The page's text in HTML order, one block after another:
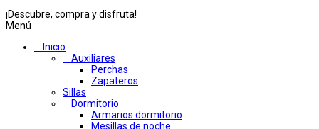
¡Descubre, compra y disfruta!
Menú
Inicio
Auxiliares
Perchas
Zapateros
Sillas
Dormitorio
Armarios dormitorio
Mesillas de noche